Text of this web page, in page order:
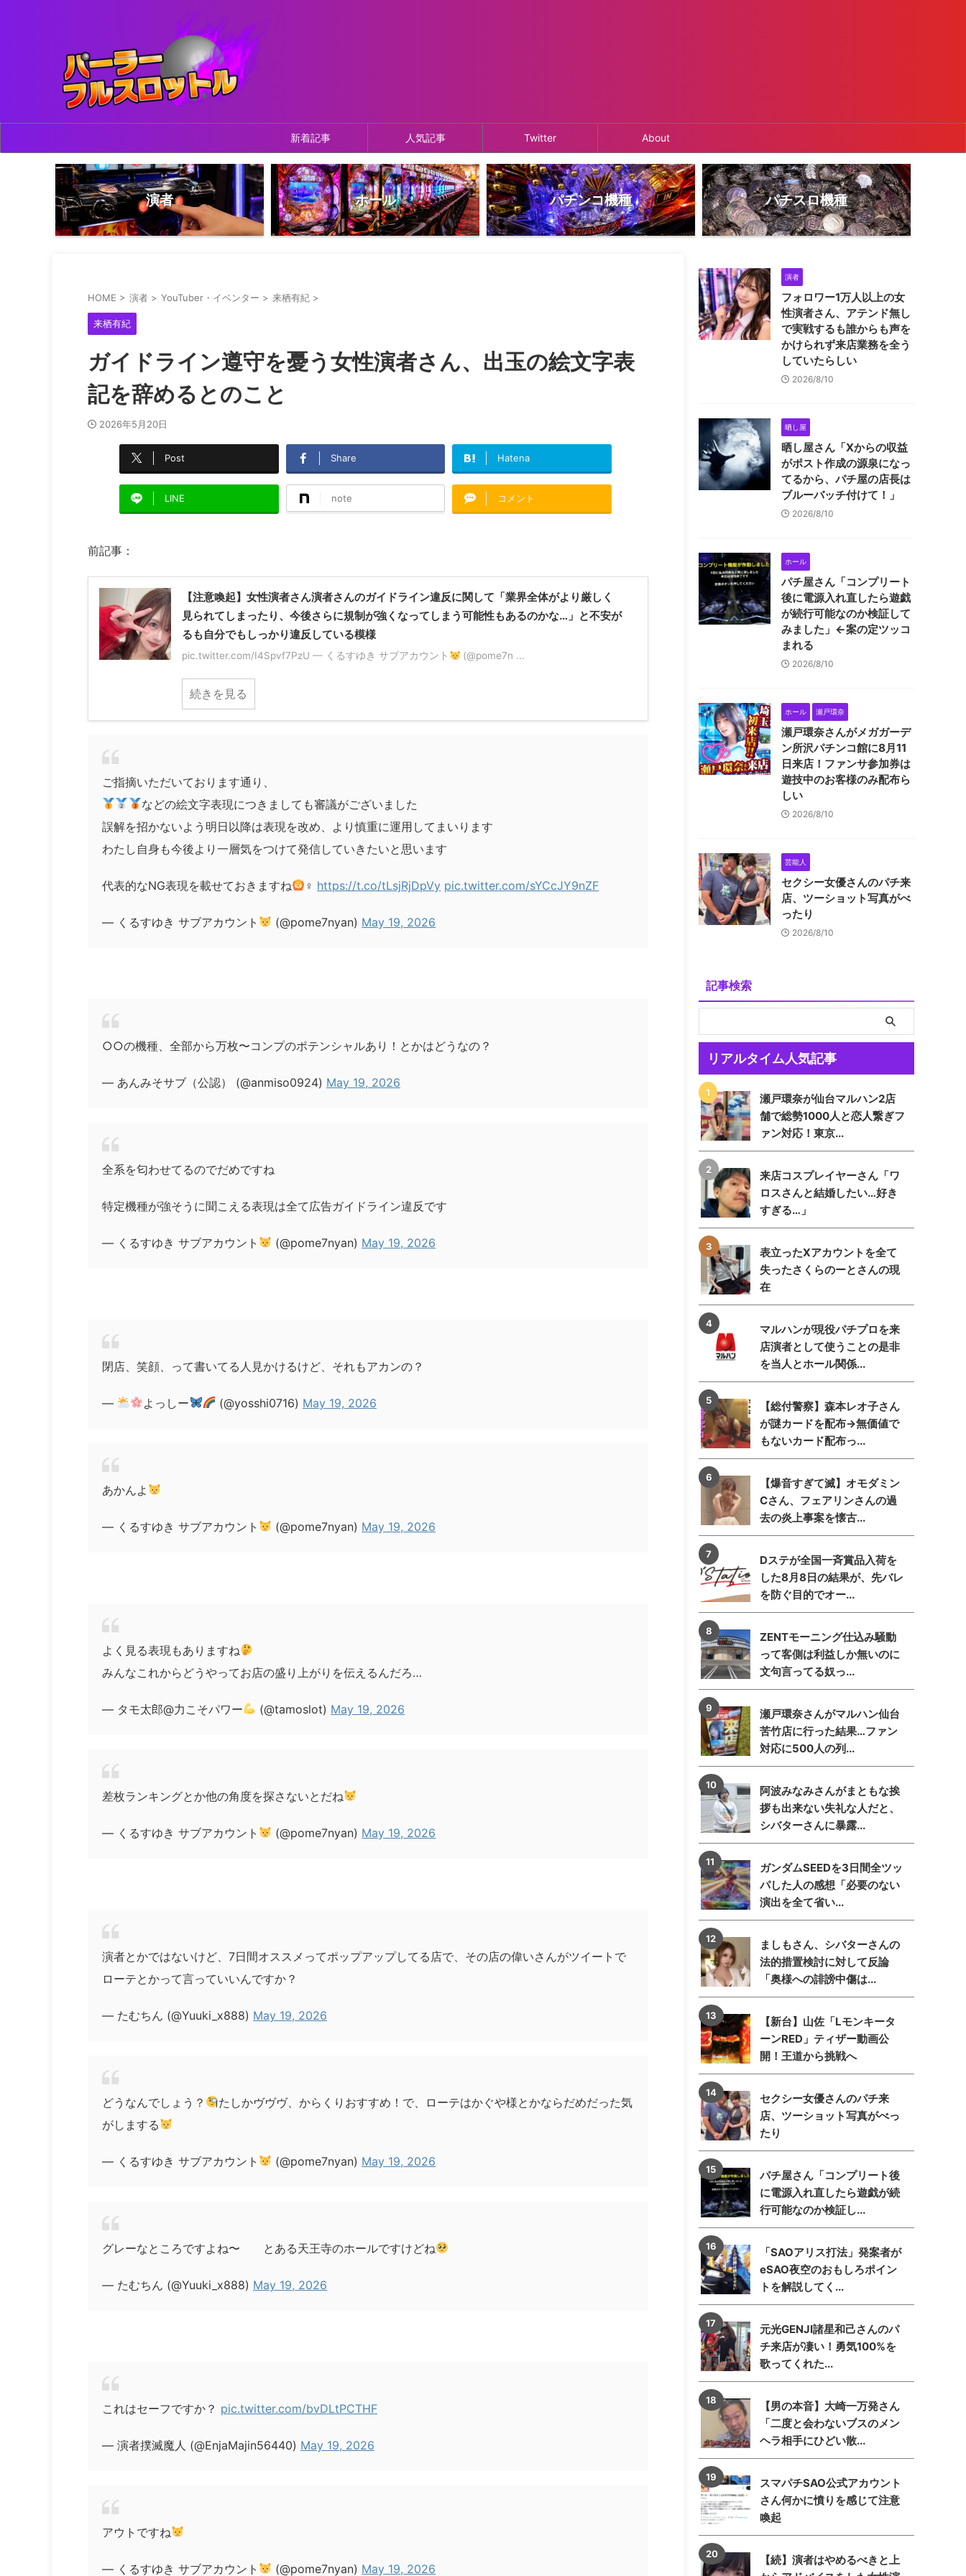
新着記事 人気記事 Twitter About
演者 ホール パチンコ機種 パチスロ機種
HOME > 演者 > YouTuber・イベンター > 来栖有紀 >
来栖有紀
ガイドライン遵守を憂う女性演者さん、出玉の絵文字表
記を辞めるとのこと
2026年5月20日
Post Share Hatena
LINE note コメント
前記事：
【注意喚起】女性演者さん演者さんのガイドライン違反に関して「業界全体がより厳しく
見られてしまったり、今後さらに規制が強くなってしまう可能性もあるのかな…」と不安が
るも自分でもしっかり違反している模様
pic.twitter.com/I4Spvf7PzU — くるすゆき サブアカウント (@pome7n ...
続きを見る
ご指摘いただいております通り、
などの絵文字表現につきましても審議がございました
誤解を招かないよう明日以降は表現を改め、より慎重に運用してまいります
わたし自身も今後より一層気をつけて発信していきたいと思います
代表的なNG表現を載せておきますね ‍♀ https://t.co/tLsjRjDpVy pic.twitter.com/sYCcJY9nZF
— くるすゆき サブアカウント (@pome7nyan) May 19, 2026
○○の機種、全部から万枚〜コンプのポテンシャルあり！とかはどうなの？
— あんみそサブ（公認） (@anmiso0924) May 19, 2026
全系を匂わせてるのでだめですね
特定機種が強そうに聞こえる表現は全て広告ガイドライン違反です
— くるすゆき サブアカウント (@pome7nyan) May 19, 2026
閉店、笑顔、って書いてる人見かけるけど、それもアカンの？
— よっしー (@yosshi0716) May 19, 2026
あかんよ
— くるすゆき サブアカウント (@pome7nyan) May 19, 2026
よく見る表現もありますね
みんなこれからどうやってお店の盛り上がりを伝えるんだろ…
— タモ太郎@力こそパワー (@tamoslot) May 19, 2026
差枚ランキングとか他の角度を探さないとだね
— くるすゆき サブアカウント (@pome7nyan) May 19, 2026
演者とかではないけど、7日間オススメってポップアップしてる店で、その店の偉いさんがツイートで
ローテとかって言っていいんですか？
— たむちん (@Yuuki_x888) May 19, 2026
どうなんでしょう？
たしかヴヴヴ、からくりおすすめ！で、ローテはかぐや様とかならだめだった気
がしまする
— くるすゆき サブアカウント (@pome7nyan) May 19, 2026
グレーなところですよね〜 とある天王寺のホールですけどね
— たむちん (@Yuuki_x888) May 19, 2026
これはセーフですか？ pic.twitter.com/bvDLtPCTHF
— 演者撲滅魔人 (@EnjaMajin56440) May 19, 2026
アウトですね
— くるすゆき サブアカウント (@pome7nyan) May 19, 2026
演者
フォロワー1万人以上の女
性演者さん、アテンド無し
で実戦するも誰からも声を
かけられず来店業務を全う
していたらしい
2026/8/10
晒し屋
晒し屋さん「Xからの収益
がポスト作成の源泉になっ
てるから、パチ屋の店長は
ブルーバッチ付けて！」
2026/8/10
ホール
パチ屋さん「コンプリート
後に電源入れ直したら遊戯
が続行可能なのか検証して
みました」←案の定ツッコ
まれる
2026/8/10
ホール 瀬戸環奈
瀬戸環奈さんがメガガーデ
ン所沢パチンコ館に8月11
日来店！ファンサ参加券は
遊技中のお客様のみ配布ら
しい
2026/8/10
芸能人
セクシー女優さんのパチ来
店、ツーショット写真がべ
ったり
2026/8/10
記事検索
リアルタイム人気記事
瀬戸環奈が仙台マルハン2店
舗で総勢1000人と恋人繋ぎフ
ァン対応！東京...
来店コスプレイヤーさん「ワ
ロスさんと結婚したい…好き
すぎる…」
表立ったXアカウントを全て
失ったさくらのーとさんの現
在
マルハンが現役パチプロを来
店演者として使うことの是非
を当人とホール関係...
【総付警察】森本レオ子さん
が謎カードを配布→無価値で
もないカード配布っ...
【爆音すぎて滅】オモダミン
Cさん、フェアリンさんの過
去の炎上事案を懐古...
Dステが全国一斉賞品入荷を
した8月8日の結果が、先バレ
を防ぐ目的でオー...
ZENTモーニング仕込み騒動
って客側は利益しか無いのに
文句言ってる奴っ...
瀬戸環奈さんがマルハン仙台
苦竹店に行った結果…ファン
対応に500人の列...
阿波みなみさんがまともな挨
拶も出来ない失礼な人だと、
シバターさんに暴露...
ガンダムSEEDを3日間全ツッ
パした人の感想「必要のない
演出を全て省い...
ましもさん、シバターさんの
法的措置検討に対して反論
「奥様への誹謗中傷は...
【新台】山佐「Lモンキータ
ーンRED」ティザー動画公
開！王道から挑戦へ
セクシー女優さんのパチ来
店、ツーショット写真がべっ
たり
パチ屋さん「コンプリート後
に電源入れ直したら遊戯が続
行可能なのか検証し...
「SAOアリス打法」発案者が
eSAO夜空のおもしろポイン
トを解説してく...
元光GENJI諸星和己さんのパ
チ来店が凄い！勇気100%を
歌ってくれた...
【男の本音】大崎一万発さん
「二度と会わないブスのメン
ヘラ相手にひどい散...
スマパチSAO公式アカウント
さん何かに憤りを感じて注意
喚起
【続】演者はやめるべきと上